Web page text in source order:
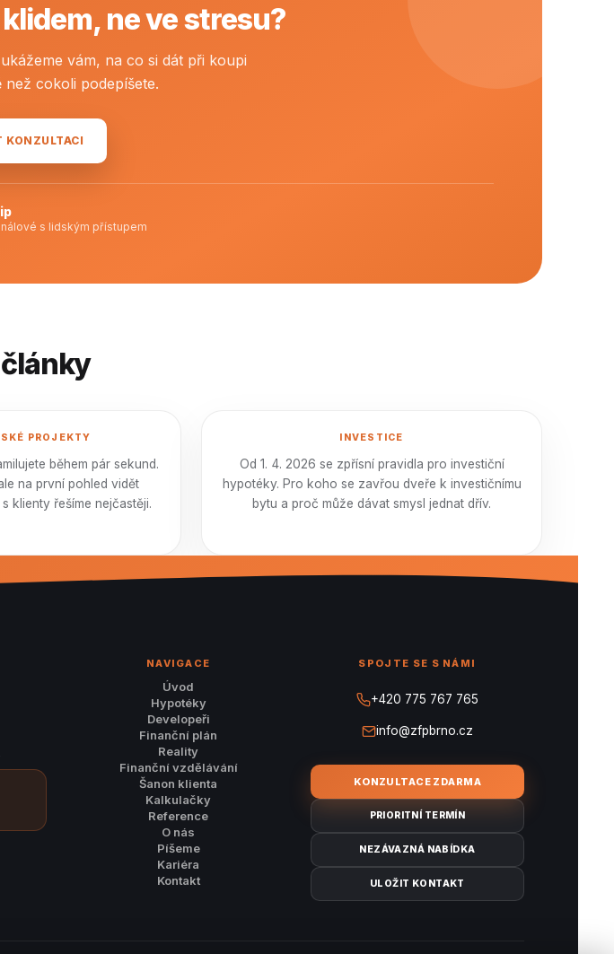
ne ve stresu?
vám, na co si dát při koupi
cokoli podepíšete.
KONZULTACI
s lidským přístupem
PROJEKTY
během pár sekund.
na první pohled vidět
klienty řešíme nejčastěji.
INVESTICE
Od 1. 4. 2026 se zpřísní pravidla pro investiční
hypotéky. Pro koho se zavřou dveře k investičnímu
bytu a proč může dávat smysl jednat dřív.
NAVIGACE
Úvod
Hypotéky
Developeři
Finanční plán
Reality
Finanční vzdělávání
Šanon klienta
Kalkulačky
Reference
O nás
Píšeme
Kariéra
Kontakt
SPOJTE SE S NÁMI
+420 775 767 765
info@zfpbrno.cz
KONZULTACE ZDARMA
PRIORITNÍ TERMÍN
NEZÁVAZNÁ NABÍDKA
ULOŽIT KONTAKT